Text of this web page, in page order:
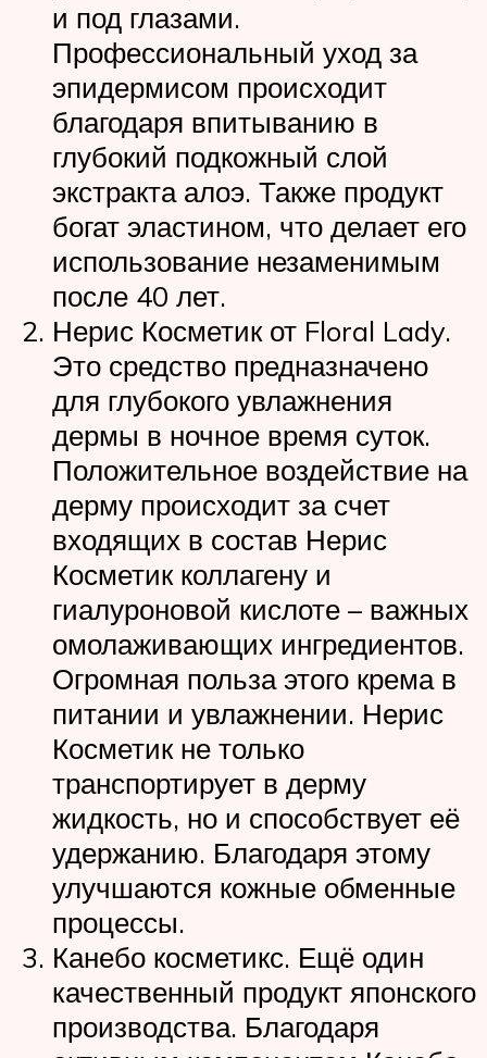
и под глазами.
Профессиональный уход за
эпидермисом происходит
благодаря впитыванию в
глубокий подкожный слой
экстракта алоэ. Также продукт
богат эластином, что делает его
использование незаменимым
после 40 лет.
Нерис Косметик от Floral Lady.
Это средство предназначено
для глубокого увлажнения
дермы в ночное время суток.
Положительное воздействие на
дерму происходит за счет
входящих в состав Нерис
Косметик коллагену и
гиалуроновой кислоте – важных
омолаживающих ингредиентов.
Огромная польза этого крема в
питании и увлажнении. Нерис
Косметик не только
транспортирует в дерму
жидкость, но и способствует её
удержанию. Благодаря этому
улучшаются кожные обменные
процессы.
Канебо косметикс. Ещё один
качественный продукт японского
производства. Благодаря